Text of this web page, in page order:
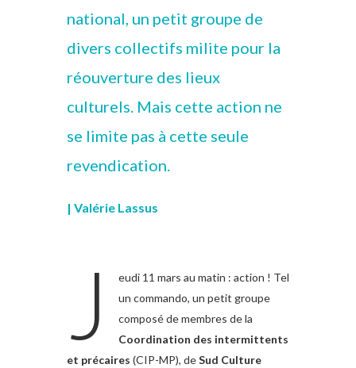
national, un petit groupe de
divers collectifs milite pour la
réouverture des lieux
culturels. Mais cette action ne
se limite pas à cette seule
revendication.
| Valérie Lassus
J
eudi 11 mars au matin : action ! Tel
un commando, un petit groupe
composé de membres de la
Coordination des intermittents
et précaires (CIP-MP), deSud Culture